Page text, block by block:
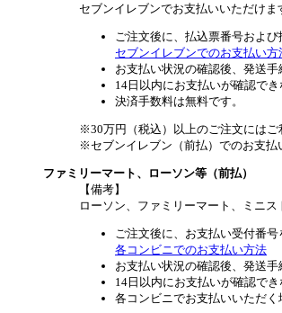
セブンイレブンでお支払いいただけま
ご注文後に、払込票番号およ
セブンイレブンでのお支払い方
お支払い状況の確認後、発送
14日以内にお支払いが確認で
決済手数料は無料です。
※30万円（税込）以上のご注文にはご
※セブンイレブン（前払）でのお支払
ファミリーマート、ローソン等（前払）
【備考】
ローソン、ファミリーマート、ミニ
ご注文後に、お支払い受付番
各コンビニでのお支払い方法
お支払い状況の確認後、発送
14日以内にお支払いが確認で
各コンビニでお支払いいただく